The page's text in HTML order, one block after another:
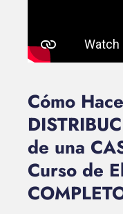
Cómo
de una
Curso de